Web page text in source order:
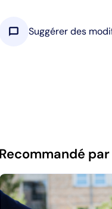
chat_bubble Suggérer des
Recommandé